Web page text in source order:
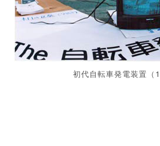
初代自転車発電装置（